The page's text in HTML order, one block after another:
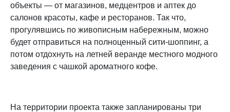
объекты — от магазинов, медцентров и аптек до
салонов красоты, кафе и ресторанов. Так что,
прогулявшись по живописным набережным, можно
будет отправиться на полноценный сити-шоппинг, а
потом отдохнуть на летней веранде местного модного
заведения с чашкой ароматного кофе.
На территории проекта также запланированы три